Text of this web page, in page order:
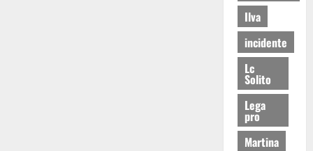
Ilva
incidente
Lc
Solito
Lega
pro
Martina